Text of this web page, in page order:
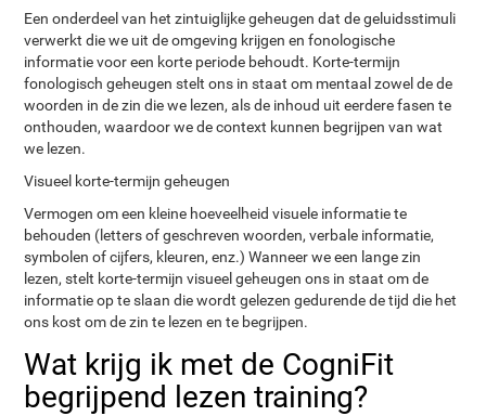
Een onderdeel van het zintuiglijke geheugen dat de geluidsstimuli
verwerkt die we uit de omgeving krijgen en fonologische
informatie voor een korte periode behoudt. Korte-termijn
fonologisch geheugen stelt ons in staat om mentaal zowel de de
woorden in de zin die we lezen, als de inhoud uit eerdere fasen te
onthouden, waardoor we de context kunnen begrijpen van wat
we lezen.
Visueel korte-termijn geheugen
Vermogen om een kleine hoeveelheid visuele informatie te
behouden (letters of geschreven woorden, verbale informatie,
symbolen of cijfers, kleuren, enz.) Wanneer we een lange zin
lezen, stelt korte-termijn visueel geheugen ons in staat om de
informatie op te slaan die wordt gelezen gedurende de tijd die het
ons kost om de zin te lezen en te begrijpen.
Wat krijg ik met de CogniFit
begrijpend lezen training?